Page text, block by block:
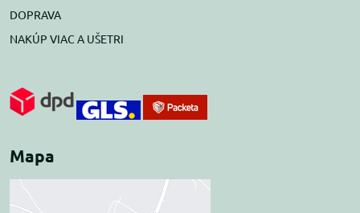
DOPRAVA
NAKÚP VIAC A UŠETRI
Mapa